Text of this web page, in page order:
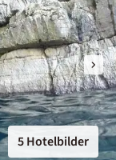
5 Hotelbilder